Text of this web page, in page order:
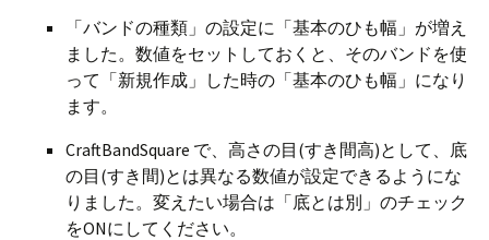
「バンドの種類」の設定に「基本のひも幅」が増え
ました。数値をセットしておくと、そのバンドを使
って「新規作成」した時の「基本のひも幅」になり
ます。
CraftBandSquare で、高さの目(すき間高)として、底
の目(すき間)とは異なる数値が設定できるようにな
りました。変えたい場合は「底とは別」のチェック
をONにしてください。